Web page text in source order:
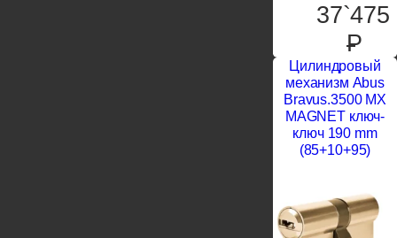
37`475
P
Цилиндровый
механизм Abus
Bravus.3500 MX
MAGNET ключ-
ключ 190 mm
(85+10+95)